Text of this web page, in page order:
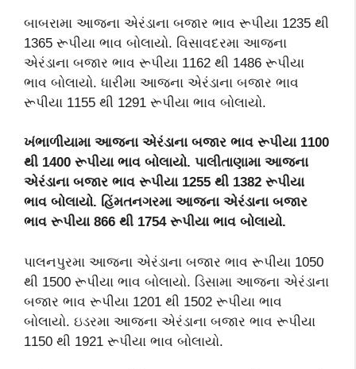
બાબરામા આજના એરંડાના બજાર ભાવ રૂપીયા 1235 થી
1365 રૂપીયા ભાવ બોલાયો. વિસાવદરમા આજના
એરંડાના બજાર ભાવ રૂપીયા 1162 થી 1486 રૂપીયા
ભાવ બોલાયો. ધારીમા આજના એરંડાના બજાર ભાવ
રૂપીયા 1155 થી 1291 રૂપીયા ભાવ બોલાયો.
ખંભાળીયામા આજના એરંડાના બજાર ભાવ રૂપીયા 1100
થી 1400 રૂપીયા ભાવ બોલાયો. પાલીતાણામા આજના
એરંડાના બજાર ભાવ રૂપીયા 1255 થી 1382 રૂપીયા
ભાવ બોલાયો. હિંમતનગરમા આજના એરંડાના બજાર
ભાવ રૂપીયા 866 થી 1754 રૂપીયા ભાવ બોલાયો.
પાલનપુરમા આજના એરંડાના બજાર ભાવ રૂપીયા 1050
થી 1500 રૂપીયા ભાવ બોલાયો. ડિસામા આજના એરંડાના
બજાર ભાવ રૂપીયા 1201 થી 1502 રૂપીયા ભાવ
બોલાયો. ઇડરમા આજના એરંડાના બજાર ભાવ રૂપીયા
1150 થી 1921 રૂપીયા ભાવ બોલાયો.